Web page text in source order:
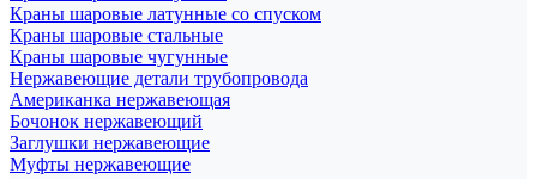
Краны шаровые латунные со спуском
Краны шаровые стальные
Краны шаровые чугунные
Нержавеющие детали трубопровода
Американка нержавеющая
Бочонок нержавеющий
Заглушки нержавеющие
Муфты нержавеющие